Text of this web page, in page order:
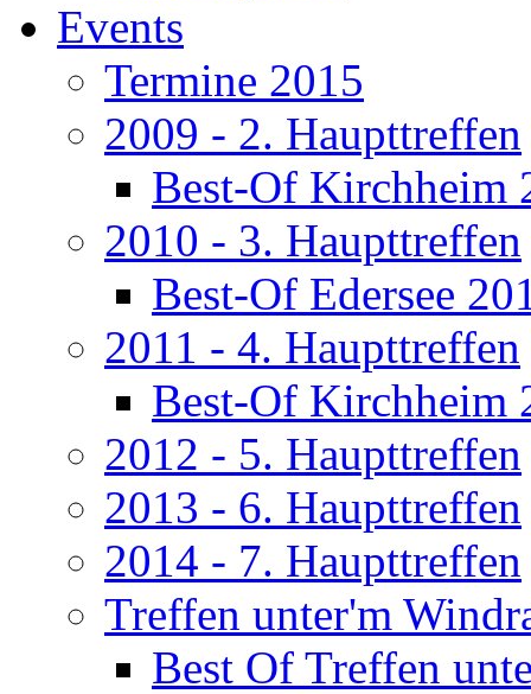
Events
Termine 2015
2009 - 2. Haupttreffen
Best-Of Kirchheim
2010 - 3. Haupttreffen
Best-Of Edersee
2011 - 4. Haupttreffen
Best-Of Kirchheim
2012 - 5. Haupttreffen
2013 - 6. Haupttreffen
2014 - 7. Haupttreffen
Treffen unter'm
Best Of Treffen